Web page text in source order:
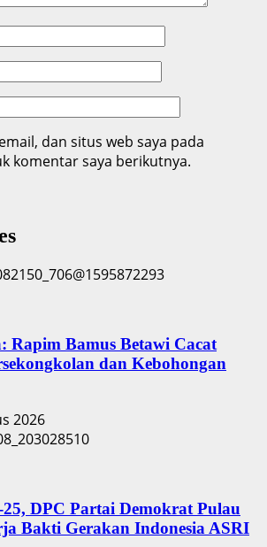
dan situs web saya pada
komentar saya berikutnya.
Rapim Bamus Betawi Cacat
dan Kebohongan
2026
DPC Partai Demokrat Pulau
Bakti Gerakan Indonesia ASRI